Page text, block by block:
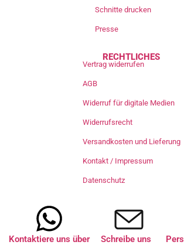
Schnitte drucken
Presse
RECHTLICHES
Vertrag widerrufen
AGB
Widerruf für digitale Medien
Widerrufsrecht
Versandkosten und Lieferung
Kontakt / Impressum
Datenschutz
Kontaktiere uns über
Schreibe uns